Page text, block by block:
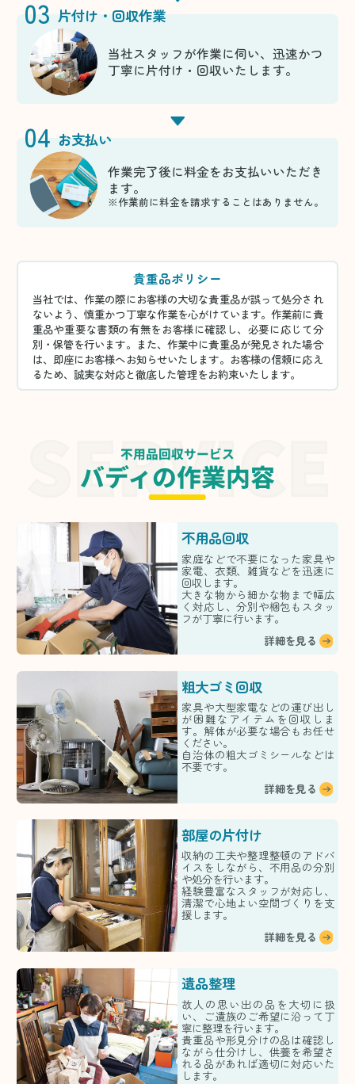
03 片付け・回収作業
当社スタッフが作業に伺い、迅速かつ
丁寧に片付け・回収いたします。
04 お支払い
作業完了後に料金をお支払いいただき
ます。
※作業前に料金を請求することはありません。
貴重品ポリシー
当社では、作業の際にお客様の大切な貴重品が誤って処分され
ないよう、慎重かつ丁寧な作業を心がけています。作業前に貴
重品や重要な書類の有無をお客様に確認し、必要に応じて分
別・保管を行います。また、作業中に貴重品が発見された場合
は、即座にお客様へお知らせいたします。お客様の信頼に応え
るため、誠実な対応と徹底した管理をお約束いたします。
不用品回収サービス
バディの作業内容
不用品回収
家庭などで不要になった家具や
家電、衣類、雑貨などを迅速に
回収します。
大きな物から細かな物まで幅広
く対応し、分別や梱包もスタッ
フが丁寧に行います。
詳細を見る
粗大ゴミ回収
家具や大型家電などの運び出し
が困難なアイテムを回収しま
す。解体が必要な場合もお任せ
ください。
自治体の粗大ゴミシールなどは
不要です。
詳細を見る
部屋の片付け
収納の工夫や整理整頓のアドバ
イスをしながら、不用品の分別
や処分を行います。
経験豊富なスタッフが対応し、
清潔で心地よい空間づくりを支
援します。
詳細を見る
遺品整理
故人の思い出の品を大切に扱
い、ご遺族のご希望に沿って丁
寧に整理を行います。
貴重品や形見分けの品は確認し
ながら仕分けし、供養を希望さ
れる品があれば適切に対応いた
します。